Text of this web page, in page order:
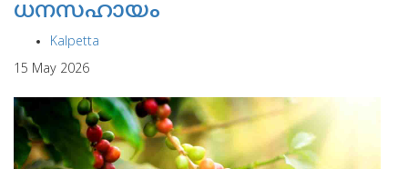
ധനസഹായം
Kalpetta
15 May 2026